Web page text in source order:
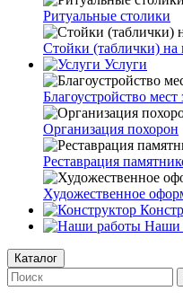
Ритуальные столики
Стойки (таблички) на
Услуги
Благоустройство мест
Организация похорон
Реставрация
Художественное
Наши
Каталог